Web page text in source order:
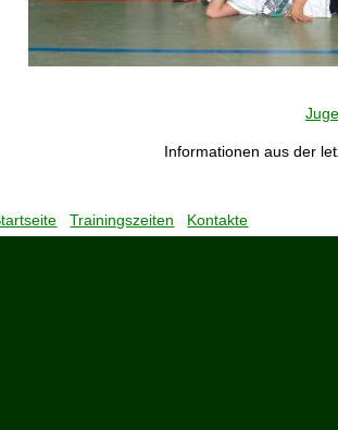
Informationen aus der
Trainingszeiten Kontakte